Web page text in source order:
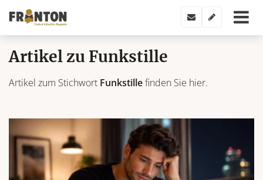
Artikel zu Funkstille
Artikel zum Stichwort Funkstillefinden Sie hier.